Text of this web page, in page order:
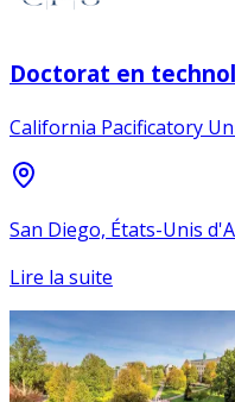
Doctorat en
California Pacificatory
San Diego, États-Unis
Lire la suite